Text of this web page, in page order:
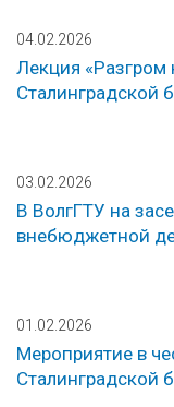
04.02.2026
Лекция
Сталинградской
03.02.2026
В ВолгГТУ на
внебюджетной
01.02.2026
Мероприятие в
Сталинградской